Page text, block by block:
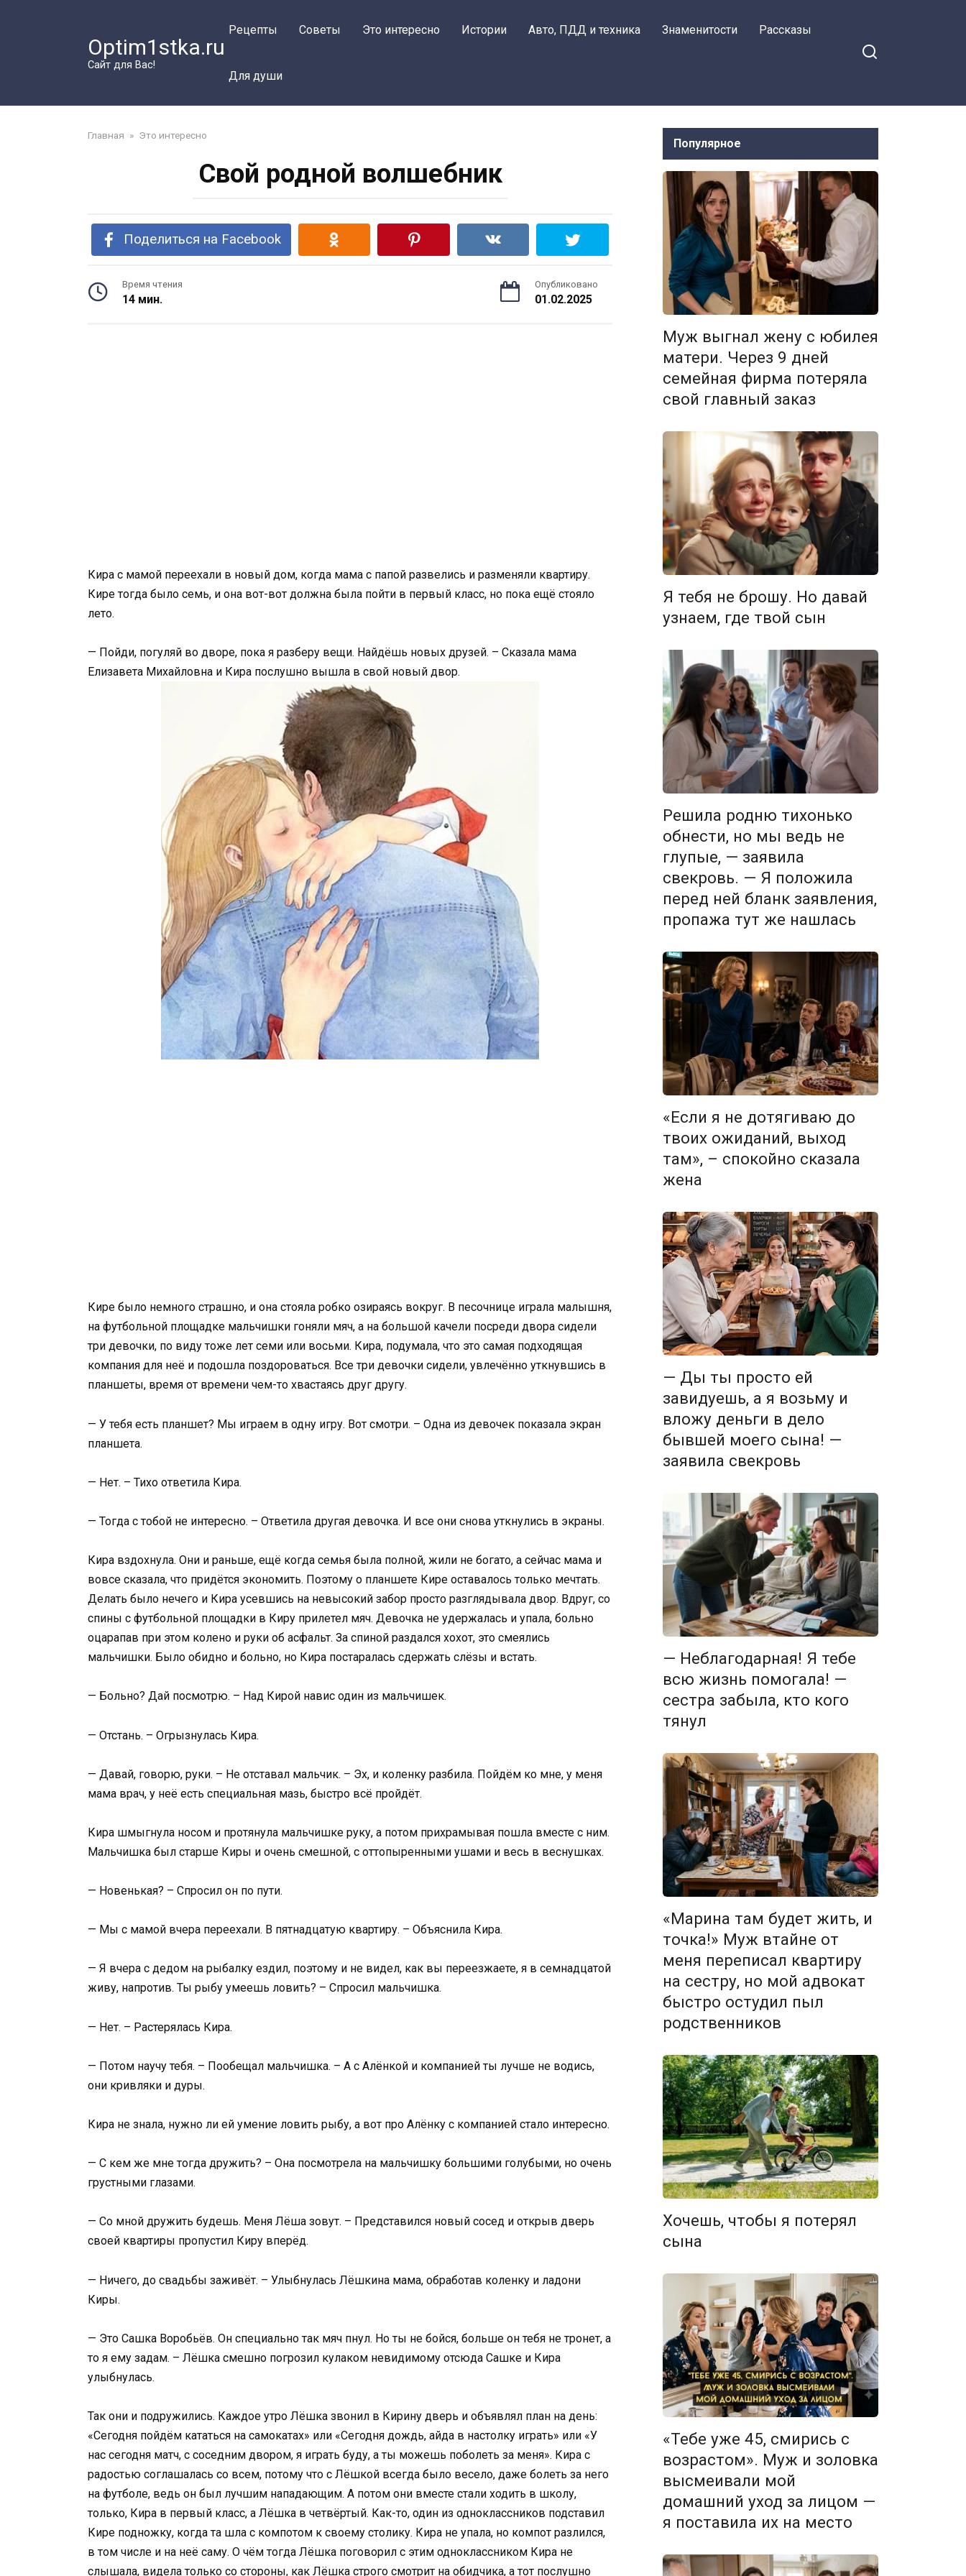
Optim1stka.ru
Сайт для Вас!
Рецепты Советы Это интересно Истории Авто, ПДД и техника Знаменитости Рассказы
Для души
Главная » Это интересно
Свой родной волшебник
Поделиться на Facebook
Время чтения
14 мин.
Опубликовано
01.02.2025
Кира с мамой переехали в новый дом, когда мама с папой развелись и разменяли квартиру.
Кире тогда было семь, и она вот-вот должна была пойти в первый класс, но пока ещё стояло
лето.
— Пойди, погуляй во дворе, пока я разберу вещи. Найдёшь новых друзей. – Сказала мама
Елизавета Михайловна и Кира послушно вышла в свой новый двор.
Кире было немного страшно, и она стояла робко озираясь вокруг. В песочнице играла малышня,
на футбольной площадке мальчишки гоняли мяч, а на большой качели посреди двора сидели
три девочки, по виду тоже лет семи или восьми. Кира, подумала, что это самая подходящая
компания для неё и подошла поздороваться. Все три девочки сидели, увлечённо уткнувшись в
планшеты, время от времени чем-то хвастаясь друг другу.
— У тебя есть планшет? Мы играем в одну игру. Вот смотри. – Одна из девочек показала экран
планшета.
— Нет. – Тихо ответила Кира.
— Тогда с тобой не интересно. – Ответила другая девочка. И все они снова уткнулись в экраны.
Кира вздохнула. Они и раньше, ещё когда семья была полной, жили не богато, а сейчас мама и
вовсе сказала, что придётся экономить. Поэтому о планшете Кире оставалось только мечтать.
Делать было нечего и Кира усевшись на невысокий забор просто разглядывала двор. Вдруг, со
спины с футбольной площадки в Киру прилетел мяч. Девочка не удержалась и упала, больно
оцарапав при этом колено и руки об асфальт. За спиной раздался хохот, это смеялись
мальчишки. Было обидно и больно, но Кира постаралась сдержать слёзы и встать.
— Больно? Дай посмотрю. – Над Кирой навис один из мальчишек.
— Отстань. – Огрызнулась Кира.
— Давай, говорю, руки. – Не отставал мальчик. – Эх, и коленку разбила. Пойдём ко мне, у меня
мама врач, у неё есть специальная мазь, быстро всё пройдёт.
Кира шмыгнула носом и протянула мальчишке руку, а потом прихрамывая пошла вместе с ним.
Мальчишка был старше Киры и очень смешной, с оттопыренными ушами и весь в веснушках.
— Новенькая? – Спросил он по пути.
— Мы с мамой вчера переехали. В пятнадцатую квартиру. – Объяснила Кира.
— Я вчера с дедом на рыбалку ездил, поэтому и не видел, как вы переезжаете, я в семнадцатой
живу, напротив. Ты рыбу умеешь ловить? – Спросил мальчишка.
— Нет. – Растерялась Кира.
— Потом научу тебя. – Пообещал мальчишка. – А с Алёнкой и компанией ты лучше не водись,
они кривляки и дуры.
Кира не знала, нужно ли ей умение ловить рыбу, а вот про Алёнку с компанией стало интересно.
— С кем же мне тогда дружить? – Она посмотрела на мальчишку большими голубыми, но очень
грустными глазами.
— Со мной дружить будешь. Меня Лёша зовут. – Представился новый сосед и открыв дверь
своей квартиры пропустил Киру вперёд.
— Ничего, до свадьбы заживёт. – Улыбнулась Лёшкина мама, обработав коленку и ладони
Киры.
— Это Сашка Воробьёв. Он специально так мяч пнул. Но ты не бойся, больше он тебя не тронет, а
то я ему задам. – Лёшка смешно погрозил кулаком невидимому отсюда Сашке и Кира
улыбнулась.
Так они и подружились. Каждое утро Лёшка звонил в Кирину дверь и объявлял план на день:
«Сегодня пойдём кататься на самокатах» или «Сегодня дождь, айда в настолку играть» или «У
нас сегодня матч, с соседним двором, я играть буду, а ты можешь поболеть за меня». Кира с
радостью соглашалась со всем, потому что с Лёшкой всегда было весело, даже болеть за него
на футболе, ведь он был лучшим нападающим. А потом они вместе стали ходить в школу,
только, Кира в первый класс, а Лёшка в четвёртый. Как-то, один из одноклассников подставил
Кире подножку, когда та шла с компотом к своему столику. Кира не упала, но компот разлился,
в том числе и на неё саму. О чём тогда Лёшка поговорил с этим одноклассником Кира не
слышала, видела только со стороны, как Лёшка строго смотрит на обидчика, а тот послушно
Популярное
Муж выгнал жену с юбилея
матери. Через 9 дней
семейная фирма потеряла
свой главный заказ
Я тебя не брошу. Но давай
узнаем, где твой сын
Решила родню тихонько
обнести, но мы ведь не
глупые, — заявила
свекровь. — Я положила
перед ней бланк заявления,
пропажа тут же нашлась
«Если я не дотягиваю до
твоих ожиданий, выход
там», – спокойно сказала
жена
— Ды ты просто ей
завидуешь, а я возьму и
вложу деньги в дело
бывшей моего сына! —
заявила свекровь
— Неблагодарная! Я тебе
всю жизнь помогала! —
сестра забыла, кто кого
тянул
«Марина там будет жить, и
точка!» Муж втайне от
меня переписал квартиру
на сестру, но мой адвокат
быстро остудил пыл
родственников
Хочешь, чтобы я потерял
сына
«Тебе уже 45, смирись с
возрастом». Муж и золовка
высмеивали мой
домашний уход за лицом —
я поставила их на место